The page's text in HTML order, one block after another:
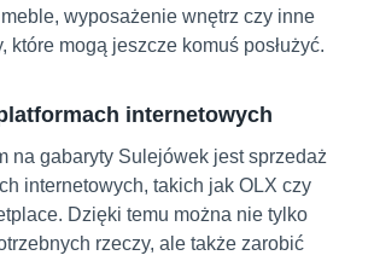
wyposażenie wnętrz czy inne
które mogą jeszcze komuś posłużyć.
internetowych
na gabaryty Sulejówek jest sprzedaż
internetowych, takich jak OLX czy
Dzięki temu można nie tylko
rzeczy, ale także zarobić